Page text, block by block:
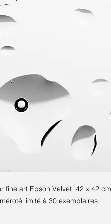
fine art Epson Velvet 42 x 42 cm
limité à 30 exemplaires